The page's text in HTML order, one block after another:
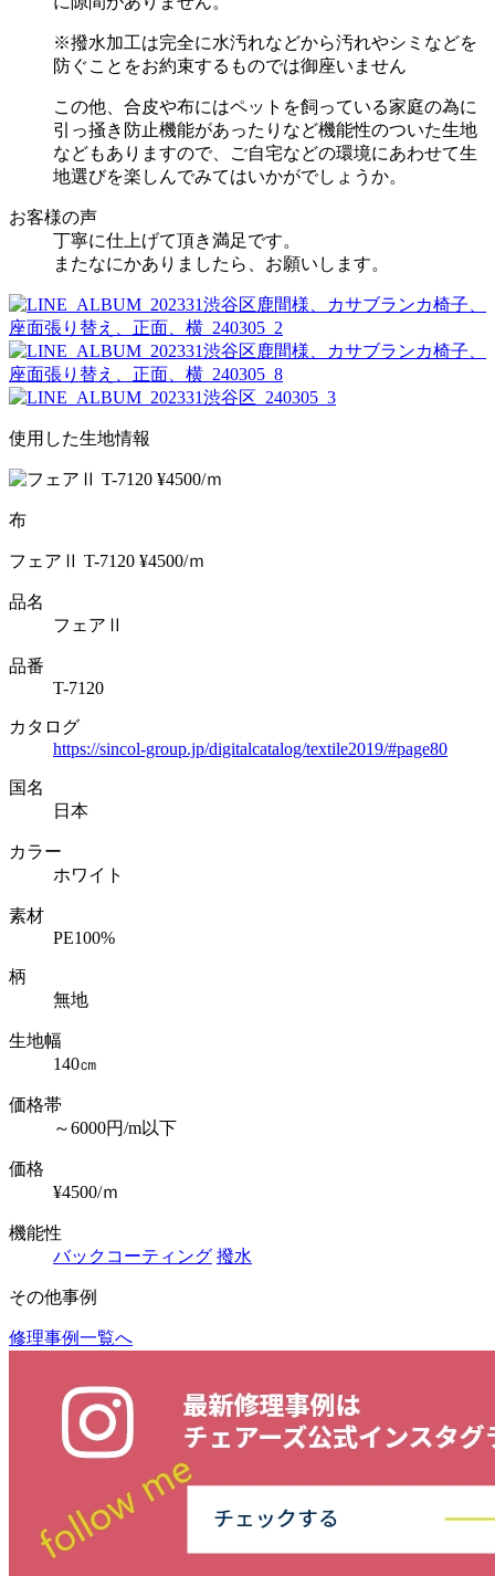
※撥水加工は完全に水汚れなどから汚れやシミなどを
防ぐことをお約束するものでは御座いません
この他、合皮や布にはペットを飼っている家庭の為に
引っ掻き防止機能があったりなど機能性のついた生地
などもありますので、ご自宅などの環境にあわせて生
地選びを楽しんでみてはいかがでしょうか。
お客様の声
丁寧に仕上げて頂き満足です。
またなにかありましたら、お願いします。
使用した生地情報
布
フェアⅡ T-7120 ¥4500/ｍ
品名
フェアⅡ
品番
T-7120
カタログ
https://sincol-group.jp/digitalcatalog/textile2019/#page80
国名
日本
カラー
ホワイト
素材
PE100%
柄
無地
生地幅
140㎝
価格帯
～6000円/m以下
価格
¥4500/ｍ
機能性
バックコーティング 撥水
その他事例
投
修理事例一覧へ